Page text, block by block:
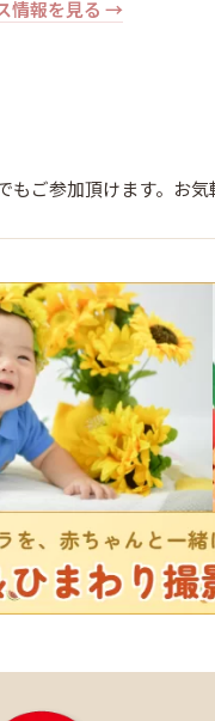
情報を見る →
もご参加頂けます。お気